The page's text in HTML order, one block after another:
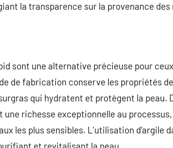
la transparence sur la provenance
sont une alternative précieuse pour
de fabrication conserve les propriétés
qui hydratent et protègent la peau.
une richesse exceptionnelle au
les plus sensibles. L’utilisation d’argile